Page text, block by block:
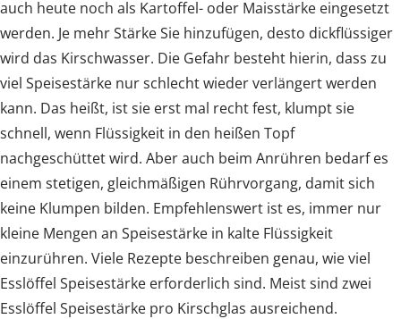
auch heute noch als Kartoffel- oder Maisstärke eingesetzt
werden. Je mehr Stärke Sie hinzufügen, desto dickflüssiger
wird das Kirschwasser. Die Gefahr besteht hierin, dass zu
viel Speisestärke nur schlecht wieder verlängert werden
kann. Das heißt, ist sie erst mal recht fest, klumpt sie
schnell, wenn Flüssigkeit in den heißen Topf
nachgeschüttet wird. Aber auch beim Anrühren bedarf es
einem stetigen, gleichmäßigen Rührvorgang, damit sich
keine Klumpen bilden. Empfehlenswert ist es, immer nur
kleine Mengen an Speisestärke in kalte Flüssigkeit
einzurühren. Viele Rezepte beschreiben genau, wie viel
Esslöffel Speisestärke erforderlich sind. Meist sind zwei
Esslöffel Speisestärke pro Kirschglas ausreichend.